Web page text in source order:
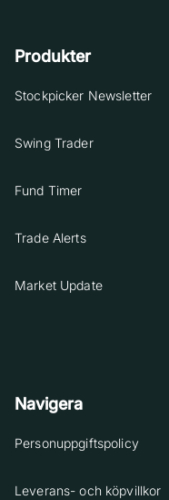
Produkter
Stockpicker Newsletter
Swing Trader
Fund Timer
Trade Alerts
Market Update
Navigera
Personuppgiftspolicy
Leverans- och köpvillkor